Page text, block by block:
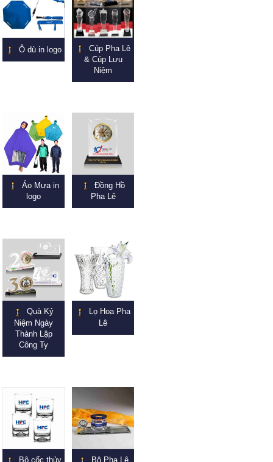
Ô dù in logo
Cúp Pha Lê
& Cúp Lưu
Niệm
Áo Mưa in
logo
Đồng Hồ
Pha Lê
Quà Kỷ
Niệm Ngày
Thành Lập
Công Ty
Lọ Hoa Pha
Lê